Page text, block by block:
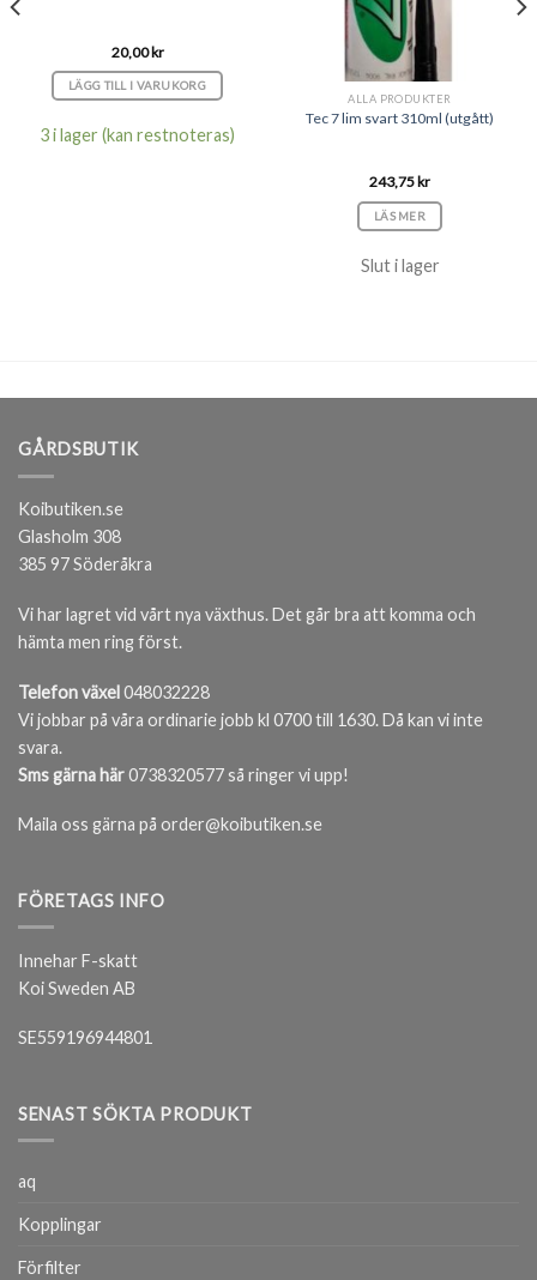
20,00kr
LÄGG TILL I VARUKORG
3 i lager (kan restnoteras)
ALLA PRODUKTER
Tec 7 lim svart 310ml (utgått)
243,75kr
LÄS MER
Slut i lager
GÅRDSBUTIK
Koibutiken.se
Glasholm 308
385 97 Söderåkra
Vi har lagret vid vårt nya växthus. Det går bra att komma och
hämta men ring först.
Telefon växel048032228
Vi jobbar på våra ordinarie jobb kl 0700 till 1630. Då kan vi inte
svara.
Sms gärna här0738320577 så ringer vi upp!
Maila oss gärna på order@koibutiken.se
FÖRETAGS INFO
Innehar F-skatt
Koi Sweden AB
SE559196944801
SENAST SÖKTA PRODUKT
aq
Kopplingar
Förfilter